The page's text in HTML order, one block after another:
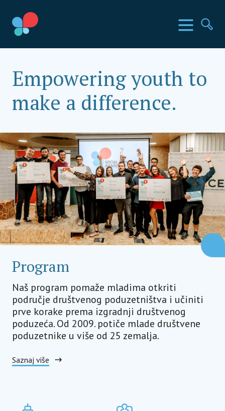
sadržaja
Izbornik
SIA Countries
Empowering youth to
make a difference.
Program
Naš program pomaže mladima otkriti
područje društvenog poduzetništva i učiniti
prve korake prema izgradnji društvenog
poduzeća. Od 2009. potiče mlade društvene
poduzetnike u više od 25 zemalja.
Saznaj više